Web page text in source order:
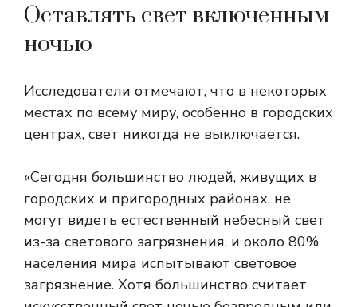
Оставлять свет включенным
ночью
Исследователи отмечают, что в некоторых
местах по всему миру, особенно в городских
центрах, свет никогда не выключается.
«Сегодня большинство людей, живущих в
городских и пригородных районах, не
могут видеть естественный небесный свет
из-за светового загрязнения, и около 80%
населения мира испытывают световое
загрязнение. Хотя большинство считает